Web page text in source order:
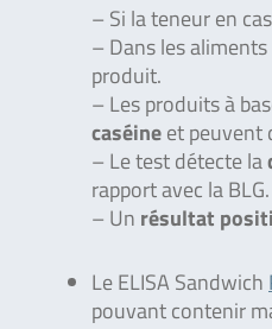
– Si la teneur en
– Dans les
produit.
– Les produits à
caséineet peuvent
– Le test détecte la
rapport avec la BLG.
– Un résultat
Le ELISA Sandwich
pouvant contenir